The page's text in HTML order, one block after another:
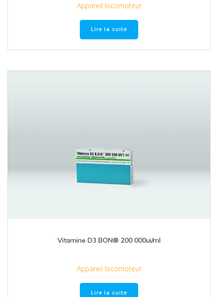
Appareil locomoteur
Lire la suite
Vitamine D3 BON® 200 000ui/ml
Appareil locomoteur
Lire la suite